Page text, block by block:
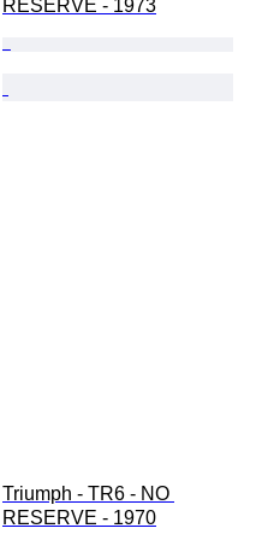
RESERVE - 1973
Triumph - TR6 - NO
RESERVE - 1970